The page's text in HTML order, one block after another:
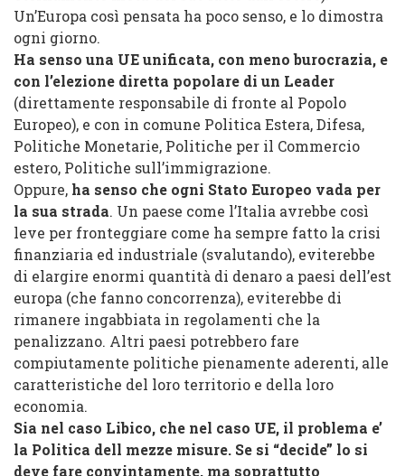
Un’Europa così pensata ha poco senso, e lo dimostra
ogni giorno.
Ha senso una UE unificata, con meno burocrazia, e
con l’elezione diretta popolare di un Leader
(direttamente responsabile di fronte al Popolo
Europeo), e con in comune Politica Estera, Difesa,
Politiche Monetarie, Politiche per il Commercio
estero, Politiche sull’immigrazione.
Oppure, ha senso che ogni Stato Europeo vada per
la sua strada. Un paese come l’Italia avrebbe così
leve per fronteggiare come ha sempre fatto la crisi
finanziaria ed industriale (svalutando), eviterebbe
di elargire enormi quantità di denaro a paesi dell’est
europa (che fanno concorrenza), eviterebbe di
rimanere ingabbiata in regolamenti che la
penalizzano. Altri paesi potrebbero fare
compiutamente politiche pienamente aderenti, alle
caratteristiche del loro territorio e della loro
economia.
Sia nel caso Libico, che nel caso UE, il problema e’
la Politica dell mezze misure. Se si “decide” lo si
deve fare convintamente, ma soprattutto